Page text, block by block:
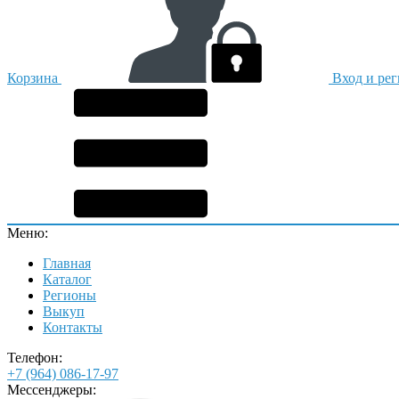
Корзина Вход и
Меню:
Главная
Каталог
Регионы
Выкуп
Контакты
Телефон:
+7 (964) 086-17-97
Мессенджеры: